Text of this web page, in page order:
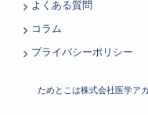
よくある質問
コラム
プライバシーポリシー
ためとこは株式会社医学ア